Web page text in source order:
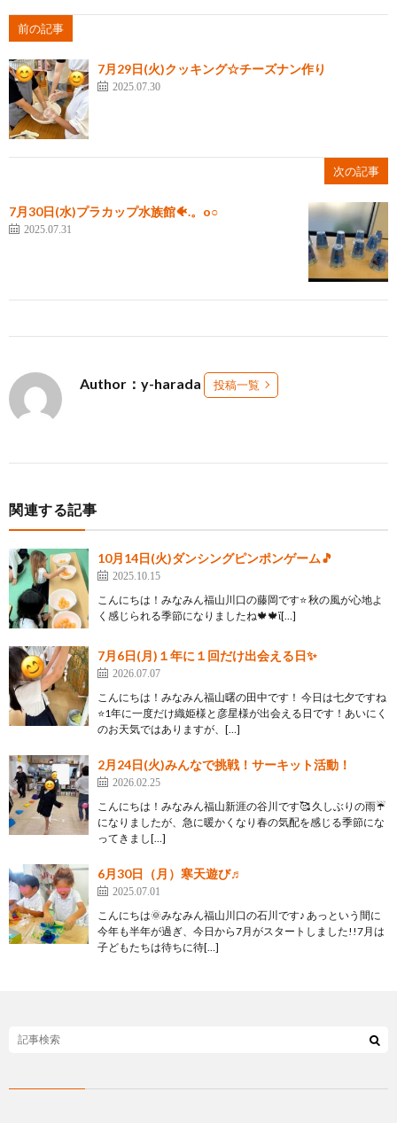
前の記事
7月29日(火)クッキング☆チーズナン作り
2025.07.30
次の記事
7月30日(水)プラカップ水族館🐠.。o○
2025.07.31
Author：y-harada 投稿一覧
関連する記事
10月14日(火)ダンシングピンポンゲーム🎵
2025.10.15
こんにちは！みなみん福山川口の藤岡です⭐ 秋の風が心地よ
く感じられる季節になりましたね🍁🍁ἴ[…]
7月6日(月)１年に１回だけ出会える日✨
2026.07.07
こんにちは！みなみん福山曙の田中です！ 今日は七夕ですね
⭐1年に一度だけ織姫様と彦星様が出会える日です！あいにく
のお天気ではありますが、[…]
2月24日(火)みんなで挑戦！サーキット活動！
2026.02.25
こんにちは！みなみん福山新涯の谷川です🥰 久しぶりの雨☔
になりましたが、急に暖かくなり春の気配を感じる季節にな
ってきまし[…]
6月30日（月）寒天遊び♬
2025.07.01
こんにちは🌞みなみん福山川口の石川です♪ あっという間に
今年も半年が過ぎ、今日から7月がスタートしました!!7月は
子どもたちは待ちに待[…]